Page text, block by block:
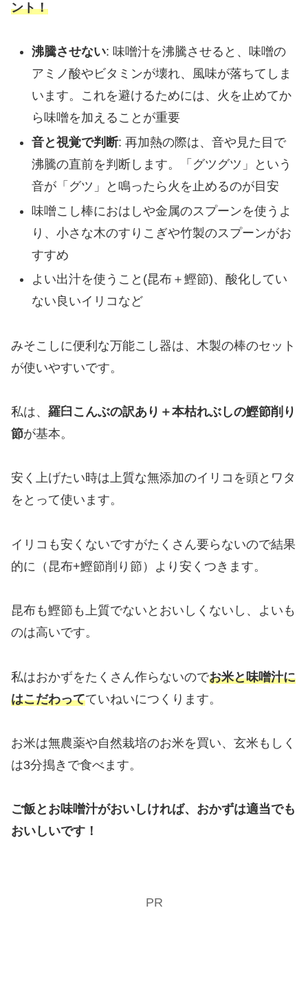
ント！
沸騰させない: 味噌汁を沸騰させると、味噌の
アミノ酸やビタミンが壊れ、風味が落ちてしま
います。これを避けるためには、火を止めてか
ら味噌を加えることが重要
音と視覚で判断: 再加熱の際は、音や見た目で
沸騰の直前を判断します。「グツグツ」という
音が「グツ」と鳴ったら火を止めるのが目安
味噌こし棒におはしや金属のスプーンを使うよ
り、小さな木のすりこぎや竹製のスプーンがお
すすめ
よい出汁を使うこと(昆布＋鰹節)、酸化してい
ない良いイリコなど
みそこしに便利な万能こし器は、木製の棒のセット
が使いやすいです。
私は、 羅臼こんぶの訳あり＋本枯れぶしの鰹節削り
節が基本。
安く上げたい時は上質な無添加のイリコを頭とワタ
をとって使います。
イリコも安くないですがたくさん要らないので結果
的に（昆布+鰹節削り節）より安くつきます。
昆布も鰹節も上質でないとおいしくないし、よいも
のは高いです。
私はおかずをたくさん作らないのでお米と味噌汁に
はこだわってていねいにつくります。
お米は無農薬や自然栽培のお米を買い、玄米もしく
は3分搗きで食べます。
ご飯とお味噌汁がおいしければ、おかずは適当でも
おいしいです！
PR